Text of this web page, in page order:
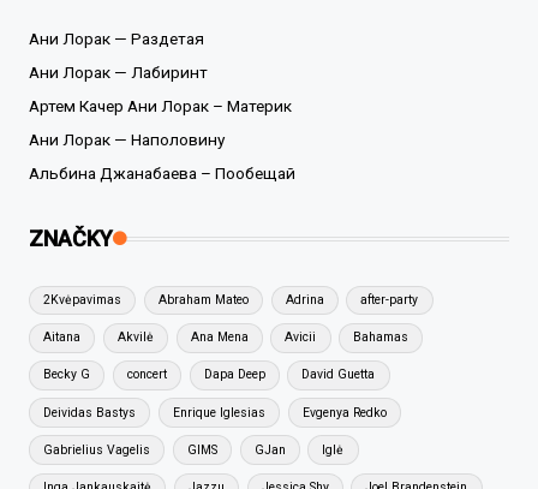
Ани Лорак — Раздетая
Ани Лорак — Лабиринт
Артем Качер Ани Лорак – Материк
Ани Лорак — Наполовину
Альбина Джанабаева – Пообещай
ZNAČKY
2Kvėpavimas Abraham Mateo Adrina after-party
Aitana Akvilė Ana Mena Avicii Bahamas
Becky G concert Dapa Deep David Guetta
Deividas Bastys Enrique Iglesias Evgenya Redko
Gabrielius Vagelis GIMS GJan Iglė